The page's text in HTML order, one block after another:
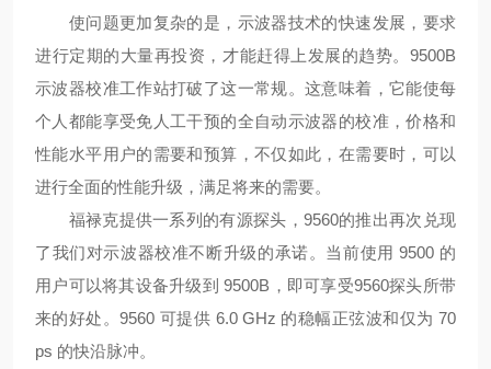
使问题更加复杂的是，示波器技术的快速发展，要求
进行定期的大量再投资，才能赶得上发展的趋势。9500B
示波器校准工作站打破了这一常规。这意味着，它能使每
个人都能享受免人工干预的全自动示波器的校准，价格和
性能水平用户的需要和预算，不仅如此，在需要时，可以
进行全面的性能升级，满足将来的需要。
福禄克提供一系列的有源探头，9560的推出再次兑现
了我们对示波器校准不断升级的承诺。当前使用 9500 的
用户可以将其设备升级到 9500B，即可享受9560探头所带
来的好处。9560 可提供 6.0 GHz 的稳幅正弦波和仅为 70
ps 的快沿脉冲。